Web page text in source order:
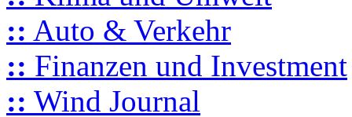
:: Auto & Verkehr
:: Finanzen und Investment
:: Wind Journal